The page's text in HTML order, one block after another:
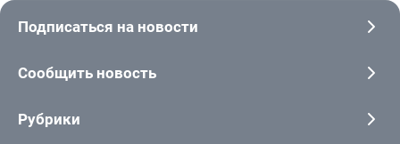
Подписаться на новости
Сообщить новость
Рубрики